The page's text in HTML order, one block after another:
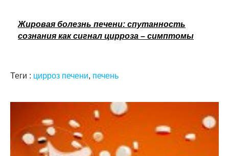
Жировая болезнь печени: спутанность
сознания как сигнал цирроза – симптомы
Теги : цирроз печени, печень